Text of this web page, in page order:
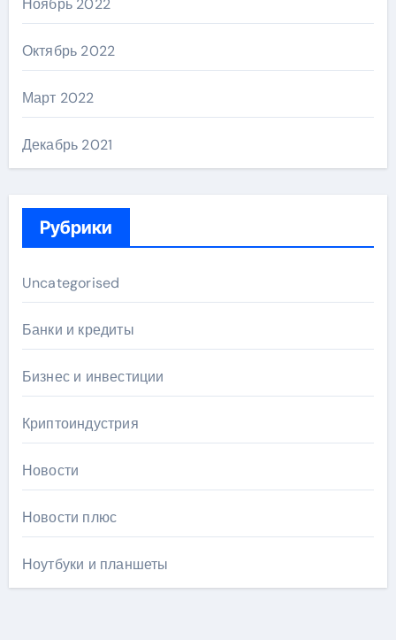
Октябрь 2022
Март 2022
Декабрь 2021
Рубрики
Uncategorised
Банки и кредиты
Бизнес и инвестиции
Криптоиндустрия
Новости
Новости плюс
Ноутбуки и планшеты